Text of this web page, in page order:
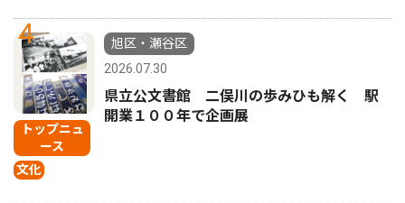
4
トップニュ
ース
文化
旭区・瀬谷区
2026.07.30
県立公文書館 二俣川の歩みひも解く 駅
開業１００年で企画展